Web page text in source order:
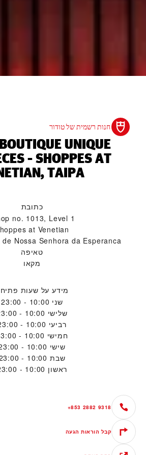
חנות רשמית של טודור
UNIQUE
- SHOPPES AT
TAIPA‬
כתובת
no. 1013, Level 1,
at Venetian
Nossa Senhora da Esperanca
טאיפה
מקאו
מידע על שעות
שני 10:00 - 23:00
שלישי 10:00 - 23:00
רביעי 10:00 - 23:00
חמישי 10:00 - 23:00
שישי 10:00 - 23:00
שבת 10:00 - 23:00
ראשון 10:00 - 23:00
+853 2882 9318
קבל הוראות הגעה